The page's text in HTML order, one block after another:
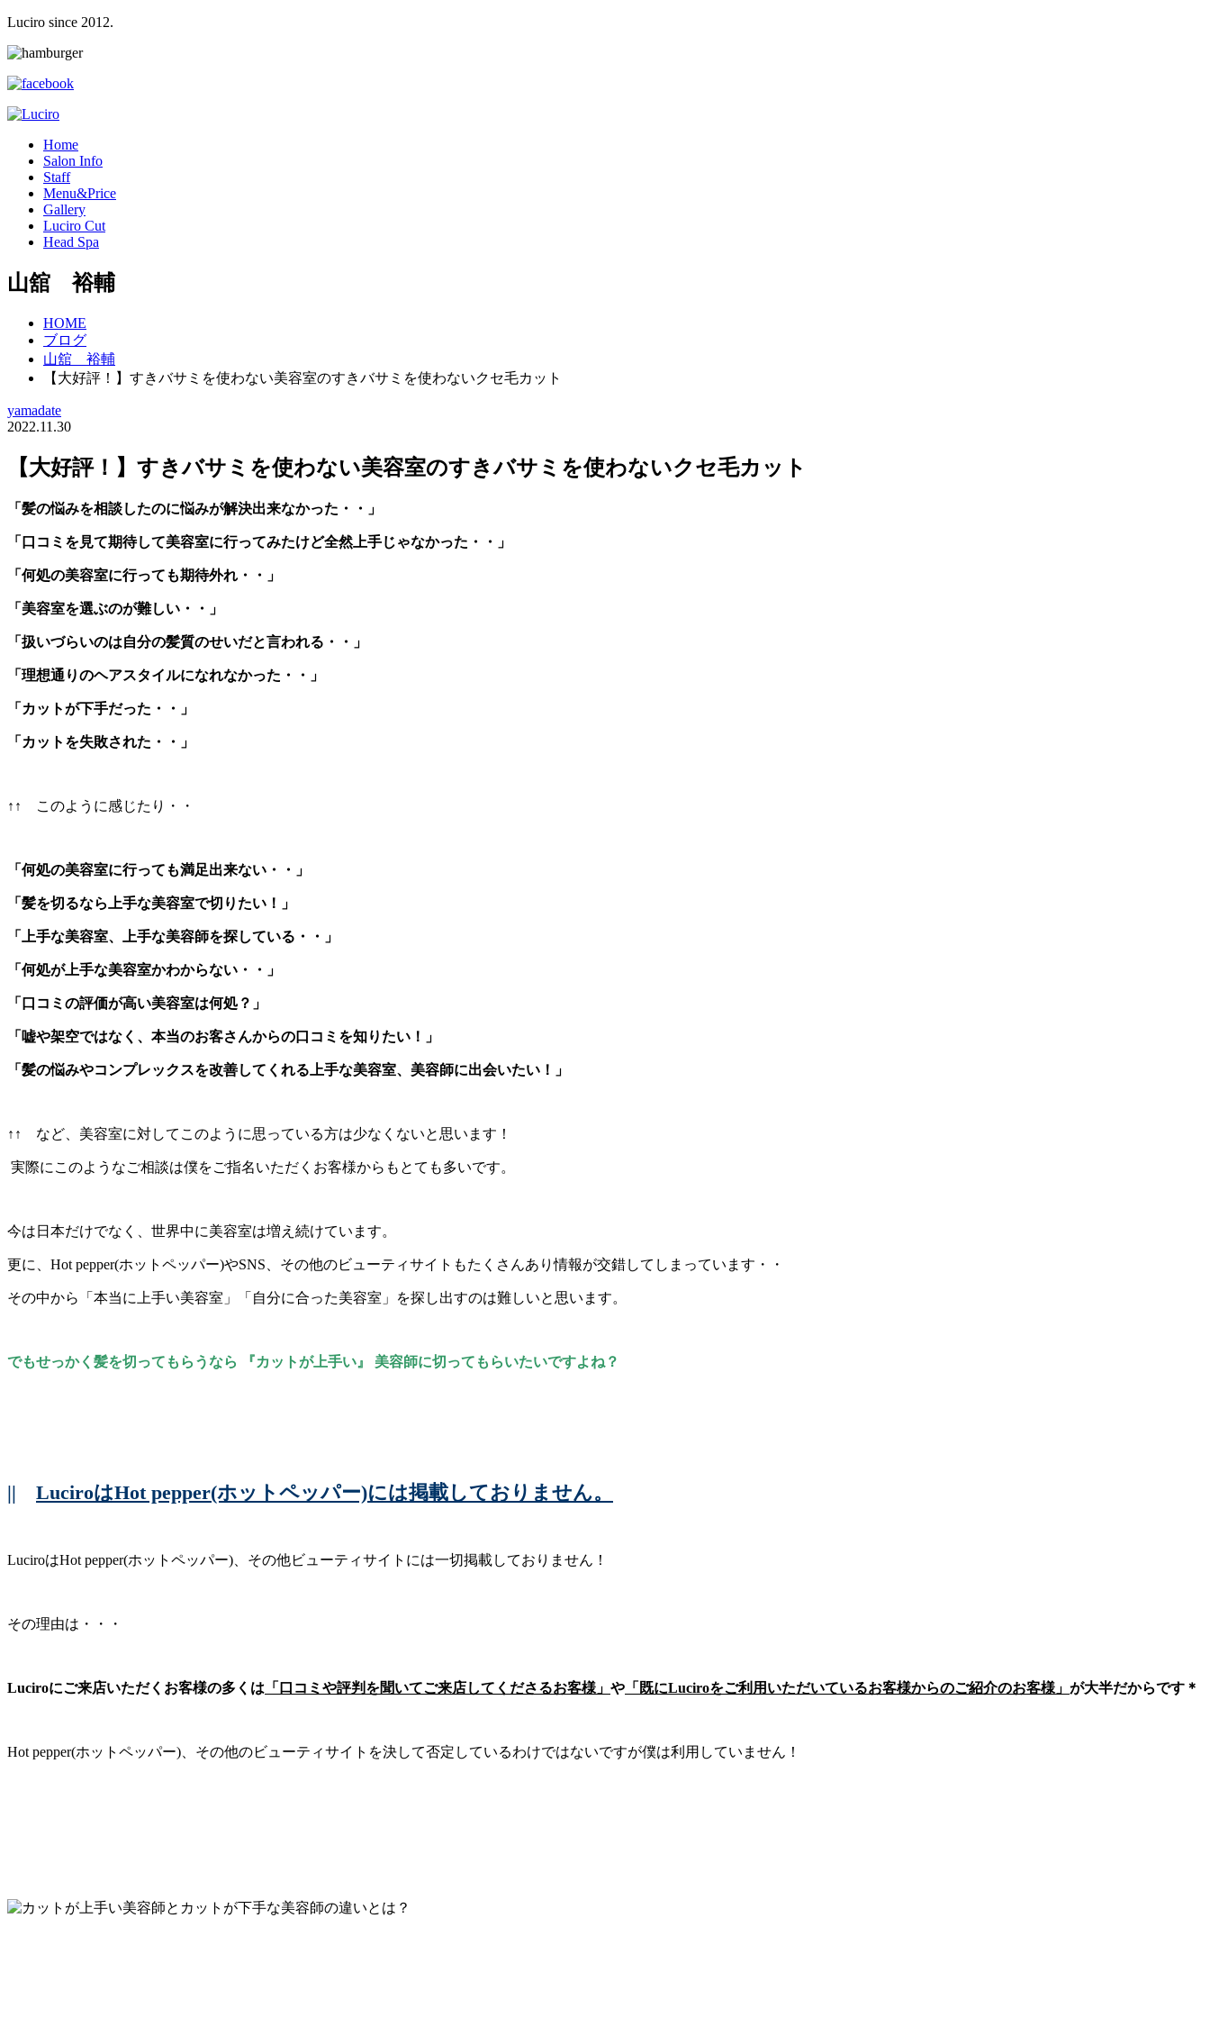
Luciro since 2012.
Home
Salon Info
Staff
Menu&Price
Gallery
Luciro Cut
Head Spa
山舘 裕輔
HOME
ブログ
山舘 裕輔
【大好評！】すきバサミを使わない美容室のすきバサミを使わないクセ毛カット
yamadate
2022.11.30
【大好評！】すきバサミを使わない美容室のすきバサミを使わないクセ毛カット
「髪の悩みを相談したのに悩みが解決出来なかった・・」
「口コミを見て期待して美容室に行ってみたけど全然上手じゃなかった・・」
「何処の美容室に行っても期待外れ・・」
「美容室を選ぶのが難しい・・」
「扱いづらいのは自分の髪質のせいだと言われる・・」
「理想通りのヘアスタイルになれなかった・・」
「カットが下手だった・・」
「カットを失敗された・・」
↑↑ このように感じたり・・
「何処の美容室に行っても満足出来ない・・」
「髪を切るなら上手な美容室で切りたい！」
「上手な美容室、上手な美容師を探している・・」
「何処が上手な美容室かわからない・・」
「口コミの評価が高い美容室は何処？」
「嘘や架空ではなく、本当のお客さんからの口コミを知りたい！」
「髪の悩みやコンプレックスを改善してくれる上手な美容室、美容師に出会いたい！」
↑↑ など、美容室に対してこのように思っている方は少なくないと思います！
実際にこのようなご相談は僕をご指名いただくお客様からもとても多いです。
今は日本だけでなく、世界中に美容室は増え続けています。
更に、Hot pepper(ホットペッパー)やSNS、その他のビューティサイトもたくさんあり情報が交錯してしまっています・・
その中から「本当に上手い美容室」「自分に合った美容室」を探し出すのは難しいと思います。
でもせっかく髪を切ってもらうなら 『カットが上手い』 美容師に切ってもらいたいですよね？
|| LuciroはHot pepper(ホットペッパー)には掲載しておりません。
LuciroはHot pepper(ホットペッパー)、その他ビューティサイトには一切掲載しておりません！
その理由は・・・
Luciroにご来店いただくお客様の多くは 「口コミや評判を聞いてご来店してくださるお客様」 や 「既にLuciroをご利用いただいているお客様からのご紹介のお客様」 が大半だからです＊
Hot pepper(ホットペッパー)、その他のビューティサイトを決して否定しているわけではないですが僕は利用していません！